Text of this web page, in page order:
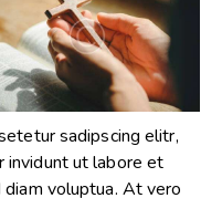
sadipscing elitr,
invidunt ut labore et
voluptua. At vero